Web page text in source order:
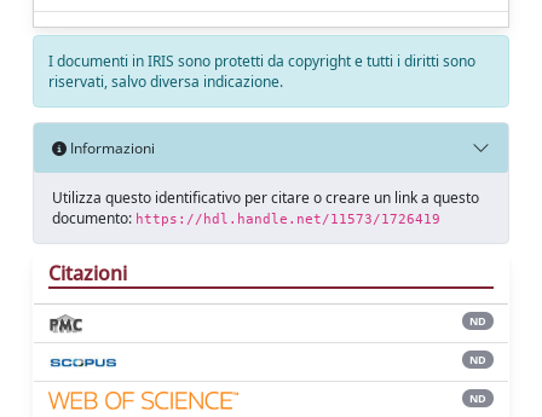
I documenti in IRIS sono protetti da copyright e tutti i diritti sono
riservati, salvo diversa indicazione.
Informazioni
Utilizza questo identificativo per citare o creare un link a questo
documento: https://hdl.handle.net/11573/1726419
Citazioni
ND
ND
ND